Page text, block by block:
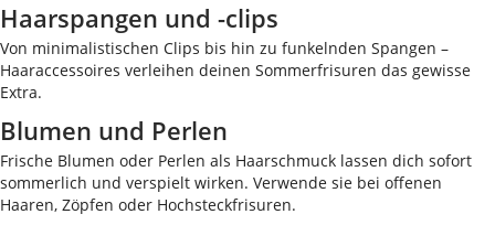
Haarspangen und -clips
Von minimalistischen Clips bis hin zu funkelnden Spangen –
Haaraccessoires verleihen deinen Sommerfrisuren das gewisse
Extra.
Blumen und Perlen
Frische Blumen oder Perlen als Haarschmuck lassen dich sofort
sommerlich und verspielt wirken. Verwende sie bei offenen
Haaren, Zöpfen oder Hochsteckfrisuren.